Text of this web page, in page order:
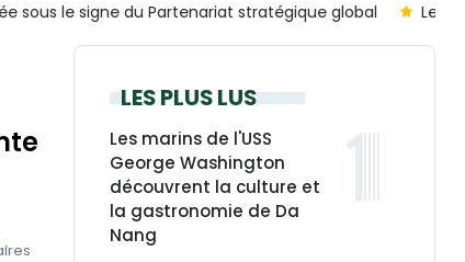
Le président de l’AN thaïlandaise inaugure une
LES PLUS LUS
Les marins de l'USS
George Washington
découvrent la culture et
la gastronomie de Da
Nang